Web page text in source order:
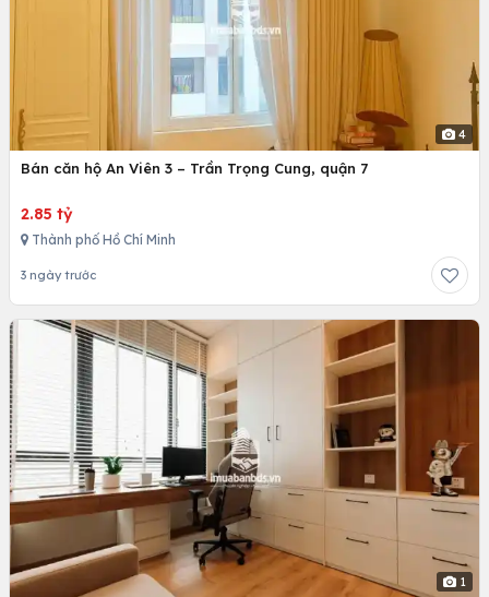
4
Bán căn hộ An Viên 3 – Trần Trọng Cung, quận 7
2.85 tỷ
Thành phố Hồ Chí Minh
3 ngày trước
1